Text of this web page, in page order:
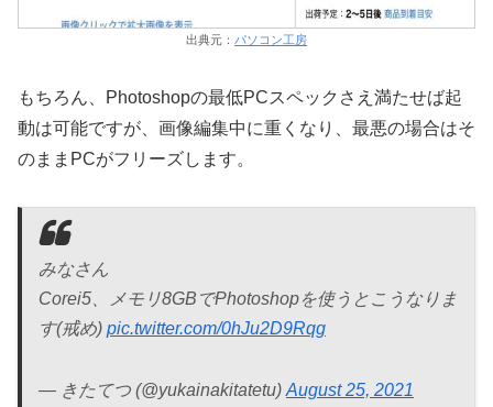
出典元： パソコン工房
もちろん、Photoshopの最低PCスペックさえ満たせば起
動は可能ですが、画像編集中に重くなり、最悪の場合はそ
のままPCがフリーズします。
みなさん
Corei5、メモリ8GBでPhotoshopを使うとこうなりま
す(戒め) pic.twitter.com/0hJu2D9Rqg
— きたてつ (@yukainakitatetu) August 25, 2021